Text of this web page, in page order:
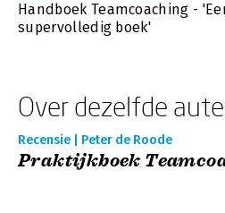
Handboek Teamcoaching -
supervolledig boek'
Over dezelfde
Recensie | Peter de Roode
Praktijkboek